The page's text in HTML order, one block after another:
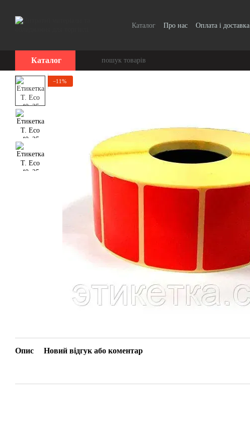
Каталог Про нас Оплата і доставка
Каталог
−11%
Опис Новий відгук або коментар